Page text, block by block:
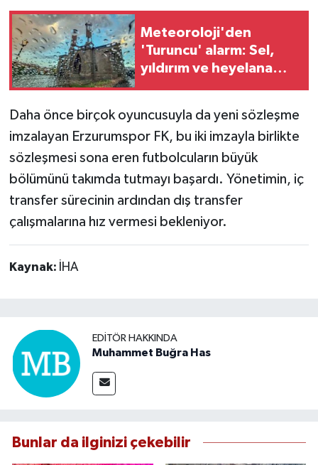
Meteoroloji'den
'Turuncu' alarm: Sel,
yıldırım ve heyelana
Daha önce birçok oyuncusuyla da yeni sözleşme
imzalayan Erzurumspor FK, bu iki imzayla birlikte
sözleşmesi sona eren futbolcuların büyük
bölümünü takımda tutmayı başardı. Yönetimin, iç
transfer sürecinin ardından dış transfer
çalışmalarına hız vermesi bekleniyor.
Kaynak: İHA
EDITÖR HAKKINDA
Muhammet Buğra Has
Bunlar da ilginizi çekebilir